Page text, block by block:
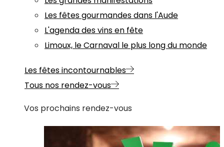
Les fêtes gourmandes dans l'Aude
L'agenda des vins en fête
Limoux, le Carnaval le plus long du monde
Les fêtes incontournables
Tous nos rendez-vous
Vos prochains rendez-vous